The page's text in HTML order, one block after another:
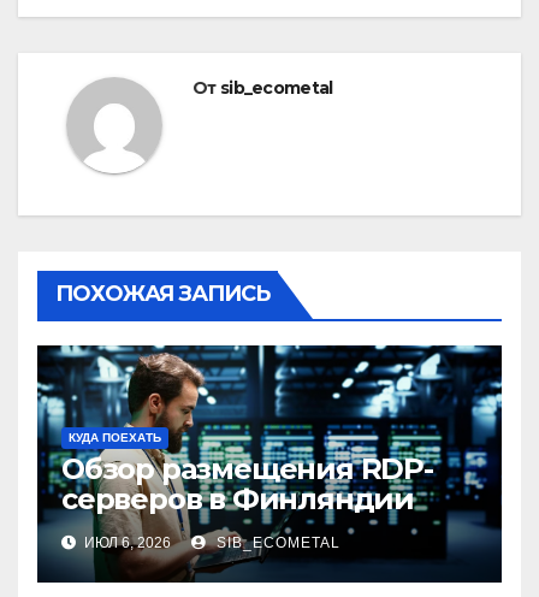
От sib_ecometal
ПОХОЖАЯ ЗАПИСЬ
КУДА ПОЕХАТЬ
Обзор размещения RDP-
серверов в Финляндии
ИЮЛ 6, 2026 SIB_ECOMETAL